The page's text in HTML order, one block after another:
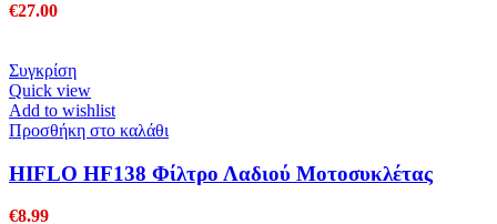
€27.00
Συγκρίση
Quick view
Add to wishlist
Προσθήκη στο καλάθι
HIFLO HF138 Φίλτρο Λαδιού Μοτοσυκλέτας
€8.99